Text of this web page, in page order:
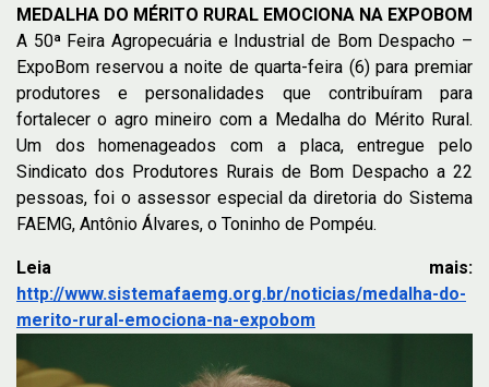
MEDALHA DO MÉRITO RURAL EMOCIONA NA EXPOBOM
A 50ª Feira Agropecuária e Industrial de Bom Despacho –
ExpoBom reservou a noite de quarta-feira (6) para premiar
produtores e personalidades que contribuíram para
fortalecer o agro mineiro com a Medalha do Mérito Rural.
Um dos homenageados com a placa, entregue pelo
Sindicato dos Produtores Rurais de Bom Despacho a 22
pessoas, foi o assessor especial da diretoria do Sistema
FAEMG, Antônio Álvares, o Toninho de Pompéu.
Leia mais:
http://www.sistemafaemg.org.br/noticias/medalha-do-
merito-rural-emociona-na-expobom